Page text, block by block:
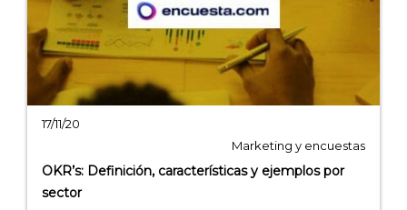
17/11/20
Marketing y encuestas
OKR’s: Definición, características y ejemplos por
sector